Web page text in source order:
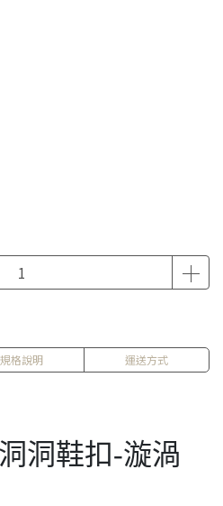
規格說明 運送方式
洞鞋扣-漩渦